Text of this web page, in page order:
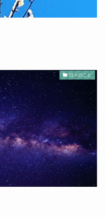
日々のこと